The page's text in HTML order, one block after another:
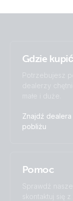
Gdzie kupić
Potrzebujesz
dealerzy
małe i duże.
Znajdź dealera
pobliżu
Pomoc
Sprawdź
skontaktuj się